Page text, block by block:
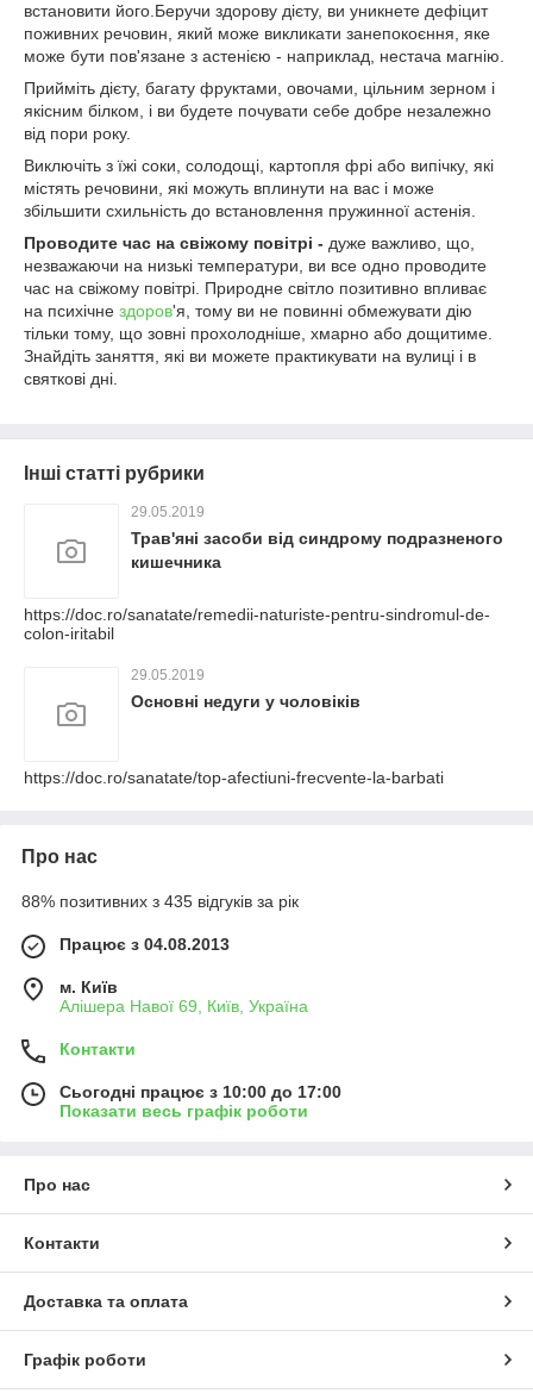
встановити його.Беручи здорову дієту, ви уникнете дефіцит
поживних речовин, який може викликати занепокоєння, яке
може бути пов'язане з астенією - наприклад, нестача магнію.
Прийміть дієту, багату фруктами, овочами, цільним зерном і
якісним білком, і ви будете почувати себе добре незалежно
від пори року.
Виключіть з їжі соки, солодощі, картопля фрі або випічку, які
містять речовини, які можуть вплинути на вас і може
збільшити схильність до встановлення пружинної астенія.
Проводите час на свіжому повітрі - дуже важливо, що,
незважаючи на низькі температури, ви все одно проводите
час на свіжому повітрі. Природне світло позитивно впливає
на психічне здоров'я, тому ви не повинні обмежувати дію
тільки тому, що зовні прохолодніше, хмарно або дощитиме.
Знайдіть заняття, які ви можете практикувати на вулиці і в
святкові дні.
Інші статті рубрики
29.05.2019
Трав'яні засоби від синдрому подразненого
кишечника
https://doc.ro/sanatate/remedii-naturiste-pentru-sindromul-de-
colon-iritabil
29.05.2019
Основні недуги у чоловіків
https://doc.ro/sanatate/top-afectiuni-frecvente-la-barbati
Про нас
88% позитивних з 435 відгуків за рік
Працює з 04.08.2013
м. Київ
Алішера Навої 69, Київ, Україна
Контакти
Сьогодні працює з 10:00 до 17:00
Показати весь графік роботи
Про нас
Контакти
Доставка та оплата
Графік роботи